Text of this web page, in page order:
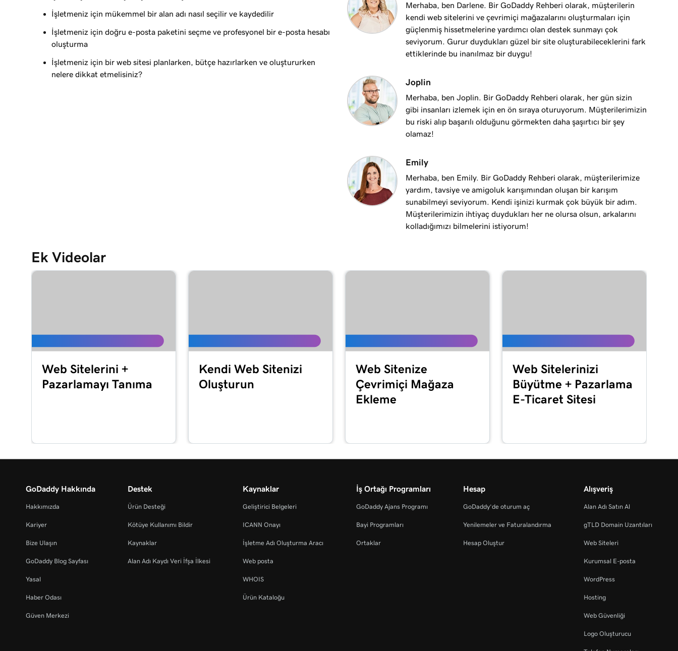
Ders 10 (/11)
Bir web sitesi oluşturun
Ders 11 (/11)
Web sitenizi oluşturması için birini işe alma
İşletmeniz için mükemmel bir alan adı nasıl seçilir ve kaydedilir
İşletmeniz için doğru e-posta paketini seçme ve profesyonel bir e-posta hesabı
oluşturma
İşletmeniz için bir web sitesi planlarken, bütçe hazırlarken ve oluştururken
nelere dikkat etmelisiniz?
Merhaba, ben Darlene. Bir GoDaddy Rehberi olarak, müşterilerin
kendi web sitelerini ve çevrimiçi mağazalarını oluşturmaları için
güçlenmiş hissetmelerine yardımcı olan destek sunmayı çok
seviyorum. Gurur duydukları güzel bir site oluşturabileceklerini fark
ettiklerinde bu inanılmaz bir duygu!
Joplin
Merhaba, ben Joplin. Bir GoDaddy Rehberi olarak, her gün sizin
gibi insanları izlemek için en ön sıraya oturuyorum. Müşterilerimizin
bu riski alıp başarılı olduğunu görmekten daha şaşırtıcı bir şey
olamaz!
Emily
Merhaba, ben Emily. Bir GoDaddy Rehberi olarak, müşterilerimize
yardım, tavsiye ve amigoluk karışımından oluşan bir karışım
sunabilmeyi seviyorum. Kendi işinizi kurmak çok büyük bir adım.
Müşterilerimizin ihtiyaç duydukları her ne olursa olsun, arkalarını
kolladığımızı bilmelerini istiyorum!
Ek Videolar
Web Sitelerini +
Pazarlamayı Tanıma
Kendi Web Sitenizi
Oluşturun
Web Sitenize
Çevrimiçi Mağaza
Ekleme
Web Sitelerinizi
Büyütme + Pazarlama
E-Ticaret Sitesi
GoDaddy Hakkında
Hakkımızda
Kariyer
Bize Ulaşın
GoDaddy Blog Sayfası
Yasal
Haber Odası
Güven Merkezi
Destek
Ürün Desteği
Kötüye Kullanımı Bildir
Kaynaklar
Alan Adı Kaydı Veri İfşa İlkesi
Kaynaklar
Geliştirici Belgeleri
ICANN Onayı
İşletme Adı Oluşturma Aracı
Web posta
WHOIS
Ürün Kataloğu
İş Ortağı Programları
GoDaddy Ajans Programı
Bayi Programları
Ortaklar
Hesap
GoDaddy’de oturum aç
Yenilemeler ve Faturalandırma
Hesap Oluştur
Alışveriş
Alan Adı Satın Al
gTLD Domain Uzantıları
Web Siteleri
Kurumsal E-posta
WordPress
Hosting
Web Güvenliği
Logo Oluşturucu